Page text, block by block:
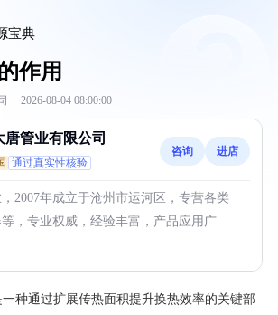
宝典
作用
· 2026-08-04 08:00:00
唐管业有限公司
通过真实性核验
咨询 进店
2007年成立于沧州市运河区，专营各类
，专业权威，经验丰富，产品应用广
种通过扩展传热面积提升换热效率的关键部